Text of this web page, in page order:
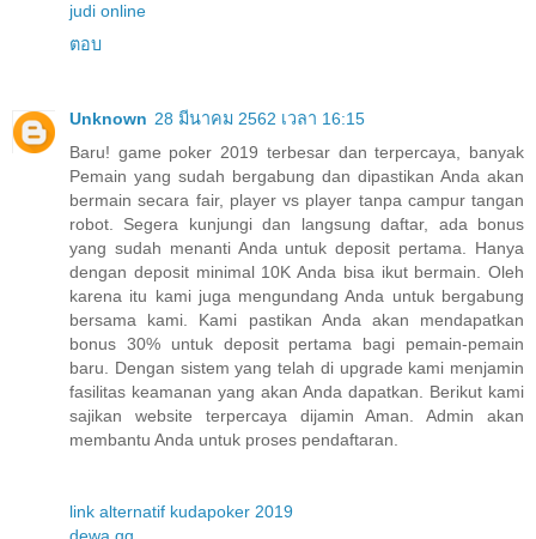
judi online
ตอบ
Unknown 28 มีนาคม 2562 เวลา 16:15
Baru! game poker 2019 terbesar dan terpercaya, banyak
Pemain yang sudah bergabung dan dipastikan Anda akan
bermain secara fair, player vs player tanpa campur tangan
robot. Segera kunjungi dan langsung daftar, ada bonus
yang sudah menanti Anda untuk deposit pertama. Hanya
dengan deposit minimal 10K Anda bisa ikut bermain. Oleh
karena itu kami juga mengundang Anda untuk bergabung
bersama kami. Kami pastikan Anda akan mendapatkan
bonus 30% untuk deposit pertama bagi pemain-pemain
baru. Dengan sistem yang telah di upgrade kami menjamin
fasilitas keamanan yang akan Anda dapatkan. Berikut kami
sajikan website terpercaya dijamin Aman. Admin akan
membantu Anda untuk proses pendaftaran.
link alternatif kudapoker 2019